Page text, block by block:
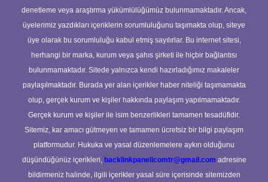
denetleme veya araştırma yükümlülüğümüz bulunmamaktadır. Ancak,
üyelerimiz yazdıkları içeriklerin sorumluluğunu taşımakta olup, siteye
üye olarak bu sorumluluğu kabul etmiş sayılırlar. Bu internet sitesi,
herhangi bir marka, kurum veya şahıs şirketi ile hiçbir bağlantısı
bulunmamaktadır. Sitede yalnızca kendi hazırladığımız makaleler
paylaşılmaktadır. Burada yer alan içerikler haber niteliği taşımamakta
olup, gerçek kurum ve kişiler hakkında paylaşım yapılmamaktadır.
Gerçek kurum ve kişiler ile isim benzerlikleri tamamen tesadüfidir.
Sitemiz, kar amacı gütmeyen ve tamamen ücretsiz bir bilgi paylaşım
platformudur. Hukuka ve yasal düzenlemelere aykırı olduğunu
düşündüğünüz içerikleri, backlinkpanelicomtr@gmail.com adresine
bildirmeniz halinde, ilgili içerikler yasal süre içerisinde sitemizden